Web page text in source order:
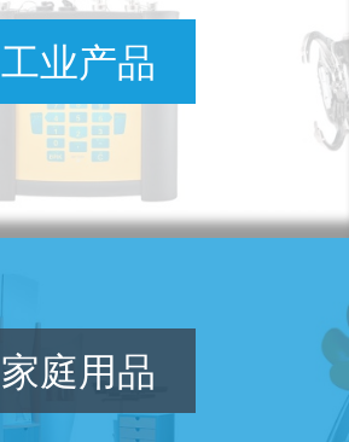
工业产品
家庭用品